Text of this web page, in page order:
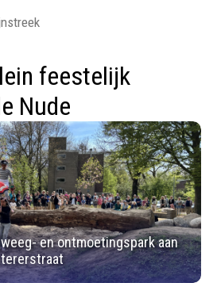
feestelijk
Nude
en ontmoetingspark aan